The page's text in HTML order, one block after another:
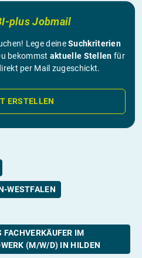
plus Jobmail
Lege deineSuchkriterien
bekommst aktuelle Stellen für
per Mail zugeschickt.
ERSTELLEN
WESTFALEN
IM
(M/W/D) IN HILDEN